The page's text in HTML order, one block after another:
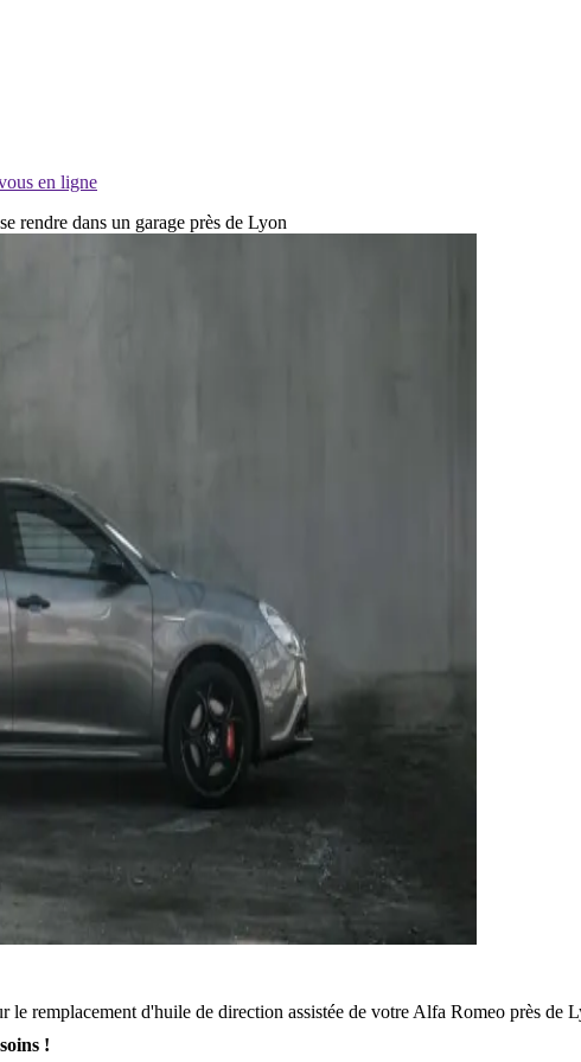
en ligne
rendre dans un garage près de Lyon
le remplacement d'huile de direction assistée de votre Alfa Romeo près de
!